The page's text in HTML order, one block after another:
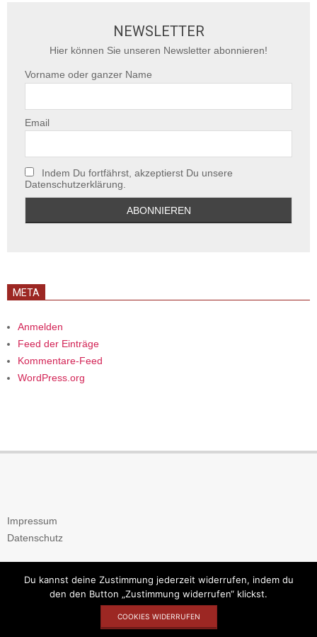
NEWSLETTER
Hier können Sie unseren Newsletter abonnieren!
Vorname oder ganzer Name
Email
Indem Du fortfährst, akzeptierst Du unsere
Datenschutzerklärung.
META
Anmelden
Feed der Einträge
Kommentare-Feed
WordPress.org
Impressum
Datenschutz
© 2026 Heimat- & Geschichtsverein Frankfurt am Main-Sossenheim
Du kannst deine Zustimmung jederzeit widerrufen, indem du
den den Button „Zustimmung widerrufen“ klickst.
COOKIES WIDERRUFEN